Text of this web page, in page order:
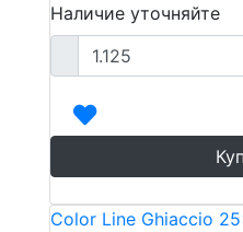
Наличие уточняйте
Color Line Ghiaccio